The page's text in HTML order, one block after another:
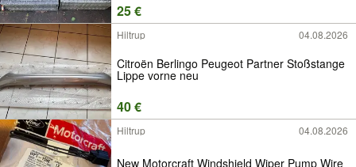
25 €
Hiltrup 04.08.2026
Citroën Berlingo Peugeot Partner Stoßstange
Lippe vorne neu
40 €
Hiltrup 04.08.2026
New Motorcraft Windshield Wiper Pump Wire